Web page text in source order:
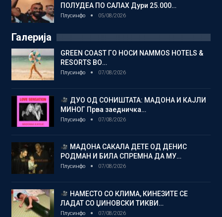
ПОЛУДЕА ПО САЛАХ Дури 25.000…
Плусинфо 05/08/2026
Галерија
GREEN COAST ГО НОСИ NAMMOS HOTELS &
RESORTS ВО…
Плусинфо 07/08/2026
ДУО ОД СОНИШТАТА: МАДОНА И КАЈЛИ
МИНОГ Прва заедничка…
Плусинфо 07/08/2026
МАДОНА САКАЛА ДЕТЕ ОД ДЕНИС
РОДМАН И БИЛА СПРЕМНА ДА МУ…
Плусинфо 07/08/2026
НАМЕСТО СО КЛИМА, КИНЕЗИТЕ СЕ
ЛАДАТ СО ЏИНОВСКИ ТИКВИ…
Плусинфо 07/08/2026